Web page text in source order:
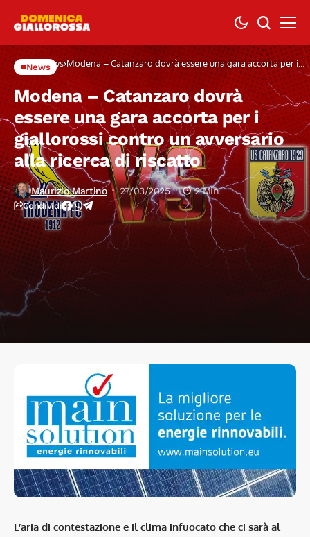
Home News Modena – Catanzaro dovrà essere una gara accorta per i
giallorossi contro un avversario alla ricerca di riscatto
News
Modena – Catanzaro dovrà
essere una gara accorta per i
giallorossi contro un avversario
alla ricerca di riscatto
Maurizio Martino 27/03/2025 2 Min
Condividi
L’aria di contestazione e il clima infuocato che ci sarà al